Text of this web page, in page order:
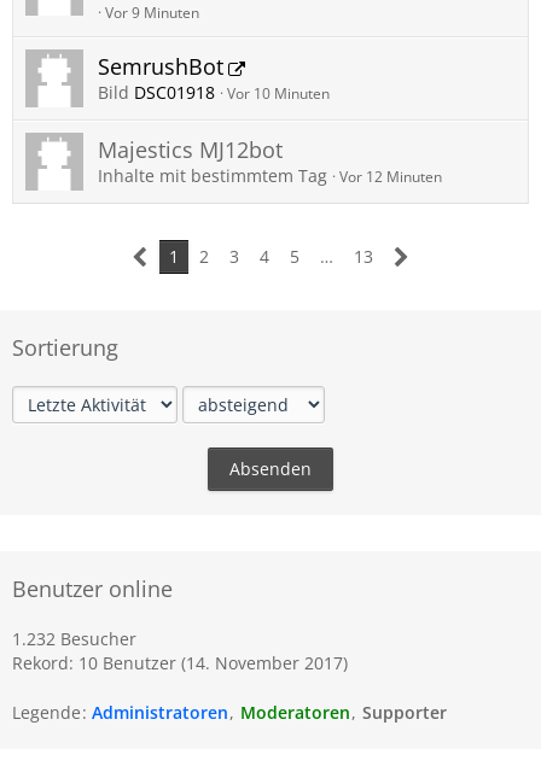
Vor 9 Minuten
SemrushBot
Bild DSC01918 Vor 10 Minuten
Majestics MJ12bot
Inhalte mit bestimmtem Tag Vor 12 Minuten
1 2 3 4 5 … 13
Sortierung
Benutzer online
1.232 Besucher
Rekord: 10 Benutzer (14. November 2017)
Legende Administratoren Moderatoren Supporter